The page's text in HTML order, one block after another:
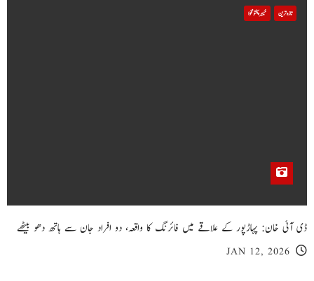
تازہ ترین خیبر پختونخوا
ڈی آئی خان: پہاڑپور کے علاقے میں فائرنگ کا واقعہ، دو افراد جان سے ہاتھ دھو بیٹھے
JAN 12, 2026